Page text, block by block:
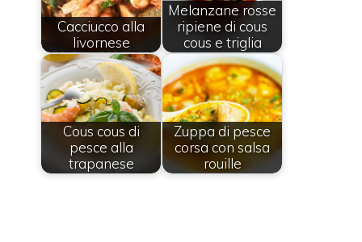
Cacciucco alla
livornese
Melanzane rosse
ripiene di cous
cous e triglia
Cous cous di
pesce alla
trapanese
Zuppa di pesce
corsa con salsa
rouille